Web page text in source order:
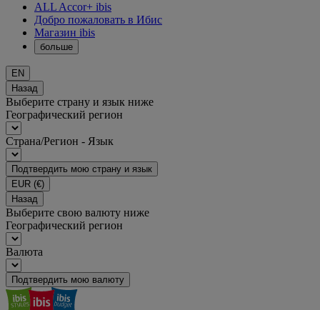
ALL Accor+ ibis
Добро пожаловать в Ибис
Магазин ibis
больше
EN
Назад
Выберите страну и язык ниже
Географический регион
Страна/Регион - Язык
Подтвердить мою страну и язык
EUR (€)
Назад
Выберите свою валюту ниже
Географический регион
Валюта
Подтвердить мою валюту